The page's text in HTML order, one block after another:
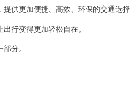
供更加便捷、高效、环保的交通选择
行变得更加轻松自在。
分。